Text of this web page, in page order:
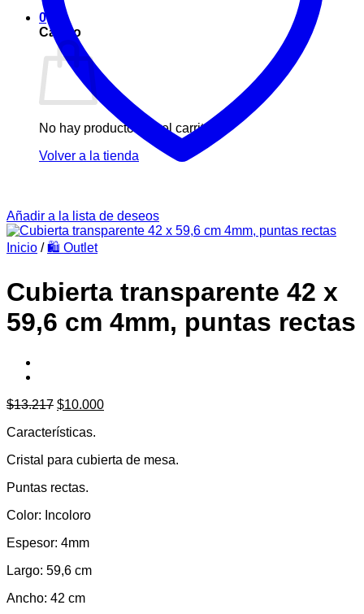
0
Carrito
No hay productos en el carrito.
Volver a la tienda
Añadir a la lista de deseos
Inicio / 🛍️ Outlet
Cubierta transparente 42 x
59,6 cm 4mm, puntas rectas
$13.217 El
original
$13.217.
$10.000El
$10.000.
Características.
Cristal para cubierta de mesa.
Puntas rectas.
Color: Incoloro
Espesor: 4mm
Largo: 59,6 cm
Ancho: 42 cm